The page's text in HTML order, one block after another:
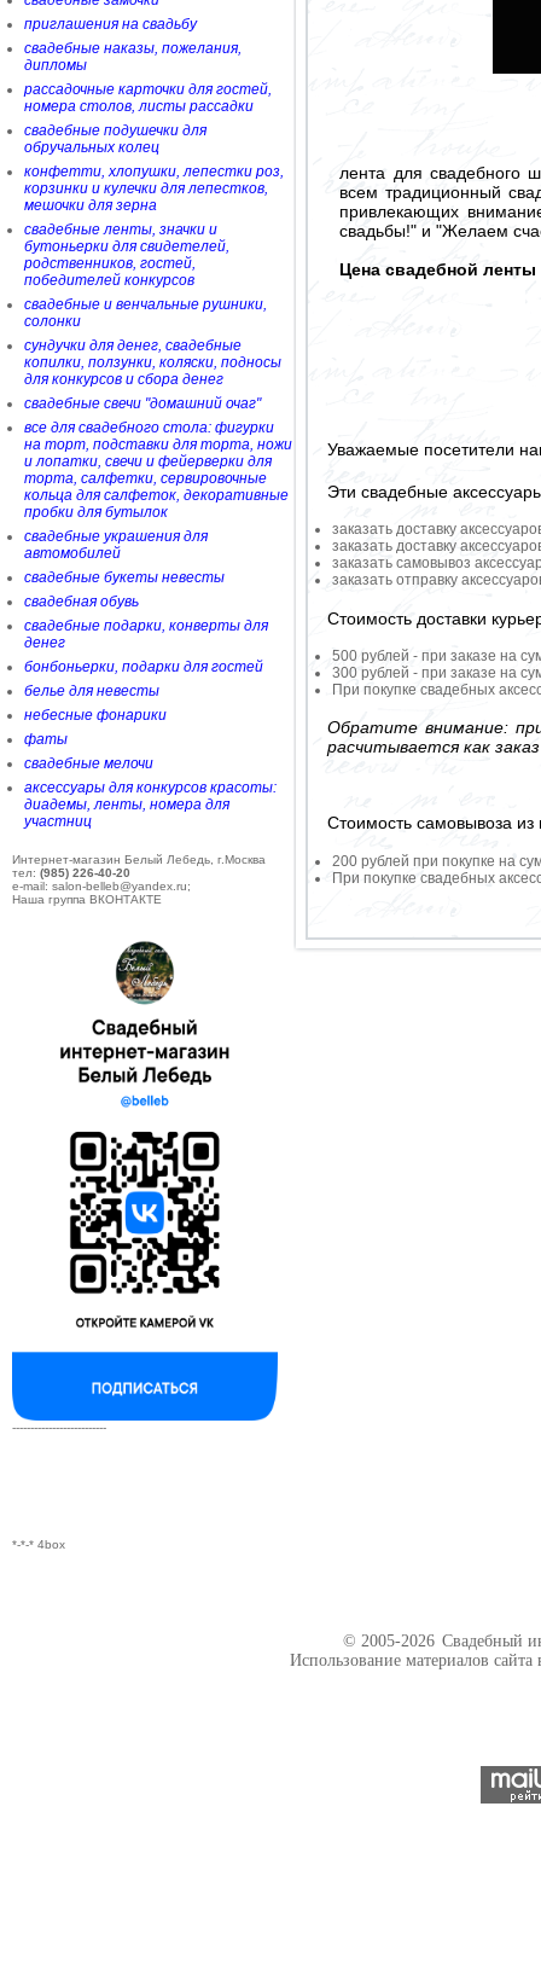
приглашения на свадьбу
свадебные наказы, пожелания,
дипломы
рассадочные карточки для гостей,
номера столов, листы рассадки
свадебные подушечки для
обручальных колец
конфетти, хлопушки, лепестки роз,
корзинки и кулечки для лепестков,
мешочки для зерна
свадебные ленты, значки и
бутоньерки для свидетелей,
родственников, гостей,
победителей конкурсов
свадебные и венчальные рушники,
солонки
сундучки для денег, свадебные
копилки, ползунки, коляски, подносы
для конкурсов и сбора денег
свадебные свечи "домашний очаг"
все для свадебного стола: фигурки
на торт, подставки для торта, ножи
и лопатки, свечи и фейерверки для
торта, салфетки, сервировочные
кольца для салфеток, декоративные
пробки для бутылок
свадебные украшения для
автомобилей
свадебные букеты невесты
свадебная обувь
свадебные подарки, конверты для
денег
бонбоньерки, подарки для гостей
белье для невесты
небесные фонарики
фаты
свадебные мелочи
аксессуары для конкурсов красоты:
диадемы, ленты, номера для
участниц
Интернет-магазин Белый Лебедь, г.Москва
тел: (985) 226-40-20
e-mail: salon-belleb@yandex.ru;
Наша группа ВКОНТАКТЕ
--------------------------
*-*-* 4box
лента для свадебного
всем традиционный
привлекающих
свадьбы!" и "Желаем
Цена свадебной
Уважаемые посетители
Эти свадебные
заказать доставку
заказать доставку
заказать самовывоз
заказать отправку
Стоимость доставки
500 рублей - при заказе на
300 рублей - при заказе на
При покупке свадебных
Обратите внимание:
расчитывается как
Стоимость самовывоза из
200 рублей при покупке на
При покупке свадебных
© 2005-2026 Свадебный
Использование материалов